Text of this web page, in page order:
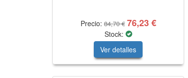
Precio:84,70 € 76,23 €
Stock:
Ver detalles